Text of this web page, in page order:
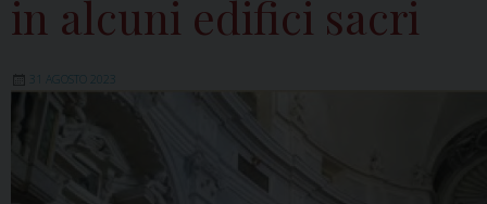
in alcuni edifici sacri
31 AGOSTO 2023